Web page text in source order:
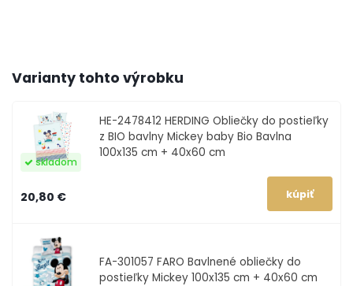
Varianty tohto výrobku
HE-2478412 HERDING Obliečky do postieľky
z BIO bavlny Mickey baby Bio Bavlna
100x135 cm + 40x60 cm
skladom
20,80 €
FA-301057 FARO Bavlnené obliečky do
postieľky Mickey 100x135 cm + 40x60 cm